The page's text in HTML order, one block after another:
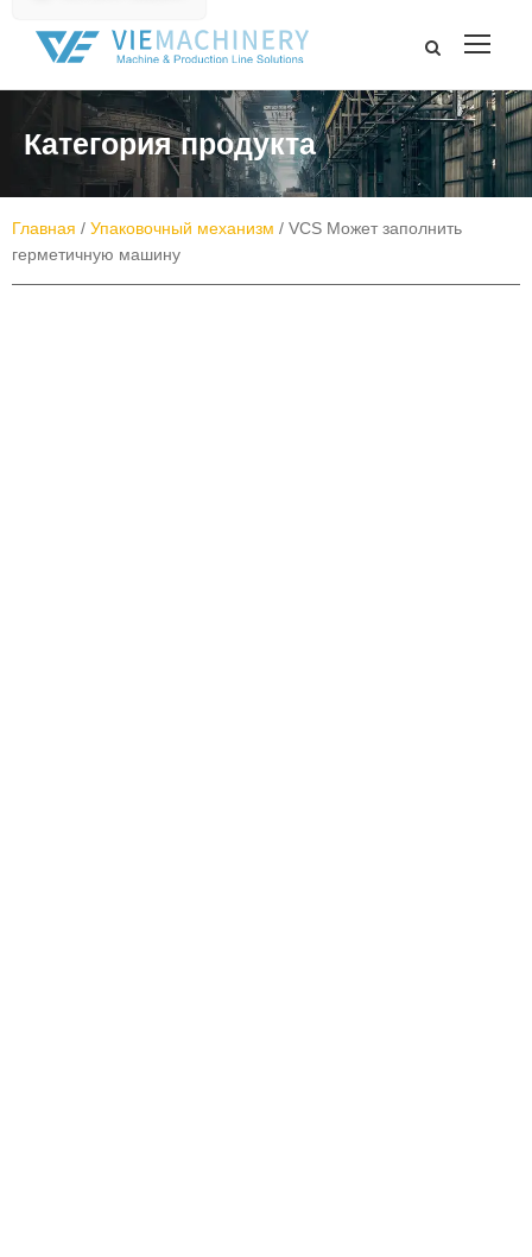
Категория продукта
Главная / Упаковочный механизм / VCS Может заполнить
герметичную машину